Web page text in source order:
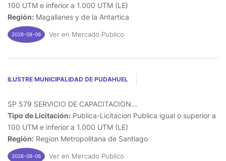
100 UTM e inferior a 1.000 UTM (LE)
Región: Magallanes y de la Antartica
2026-08-06 Ver en Mercado Publico
ILUSTRE MUNICIPALIDAD DE PUDAHUEL
SP 579 SERVICIO DE CAPACITACION...
Tipo de Licitación: Publica-Licitacion Publica igual o superior a
100 UTM e inferior a 1.000 UTM (LE)
Región: Region Metropolitana de Santiago
2026-08-06 Ver en Mercado Publico